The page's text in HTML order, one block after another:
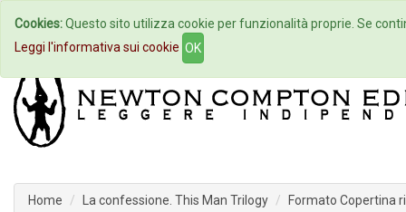
Home Autori Eventi
Home La confessione. This Man Trilogy Formato Copertina
Cookies:Questo sito utilizza cookie per funzionalità proprie. Se
Leggi l'informativa sui cookie OK